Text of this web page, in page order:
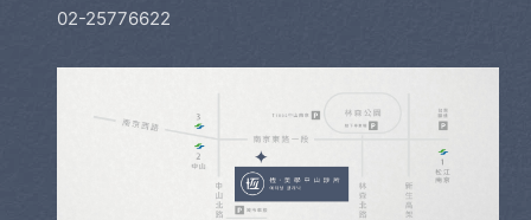
02-25776622